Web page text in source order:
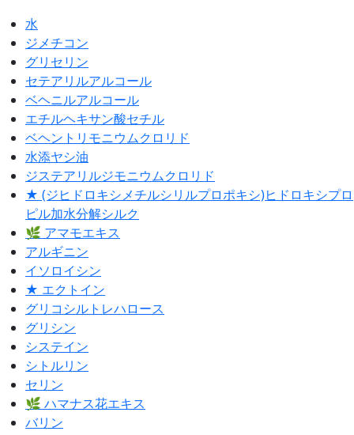
水
ジメチコン
グリセリン
セテアリルアルコール
ベヘニルアルコール
エチルヘキサン酸セチル
ベヘントリモニウムクロリド
水添ヤシ油
ジステアリルジモニウムクロリド
★ (ジヒドロキシメチルシリルプロポキシ)ヒドロキシプロ
ピル加水分解シルク
🌿 アマモエキス
アルギニン
イソロイシン
★ エクトイン
グリコシルトレハロース
グリシン
システイン
シトルリン
セリン
🌿 ハマナス花エキス
バリン